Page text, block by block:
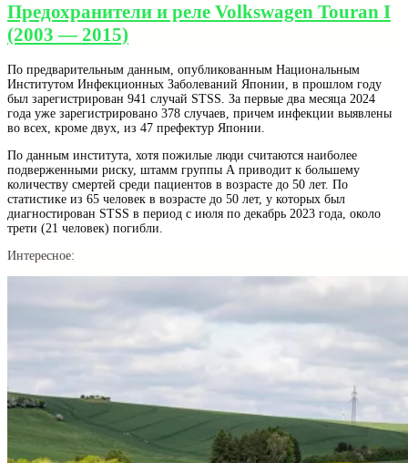
Предохранители и реле Volkswagen Touran I
(2003 — 2015)
По предварительным данным, опубликованным Национальным
Институтом Инфекционных Заболеваний Японии, в прошлом году
был зарегистрирован 941 случай STSS. За первые два месяца 2024
года уже зарегистрировано 378 случаев, причем инфекции выявлены
во всех, кроме двух, из 47 префектур Японии.
По данным института, хотя пожилые люди считаются наиболее
подверженными риску, штамм группы А приводит к большему
количеству смертей среди пациентов в возрасте до 50 лет. По
статистике из 65 человек в возрасте до 50 лет, у которых был
диагностирован STSS в период с июля по декабрь 2023 года, около
трети (21 человек) погибли.
Интересное: